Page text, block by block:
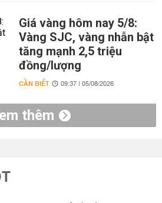
Giá vàng hôm nay 5/8:
Vàng SJC, vàng nhẫn bật
tăng mạnh 2,5 triệu
đồng/lượng
CẦN BIẾT 09:37 | 05/08/2026
thêm